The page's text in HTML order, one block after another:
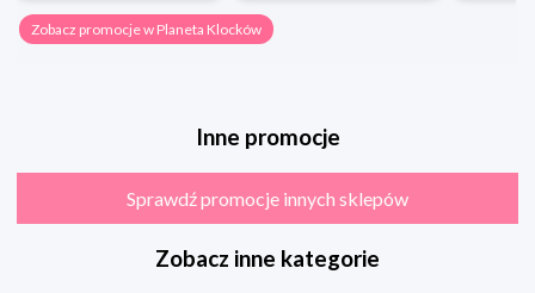
Zobacz promocje w Planeta Klocków
Inne promocje
Sprawdź promocje innych sklepów
Zobacz inne kategorie